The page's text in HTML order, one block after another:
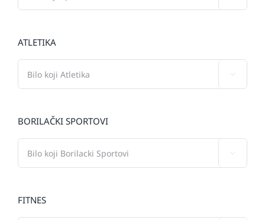
ATLETIKA
BORILAČKI SPORTOVI
FITNES